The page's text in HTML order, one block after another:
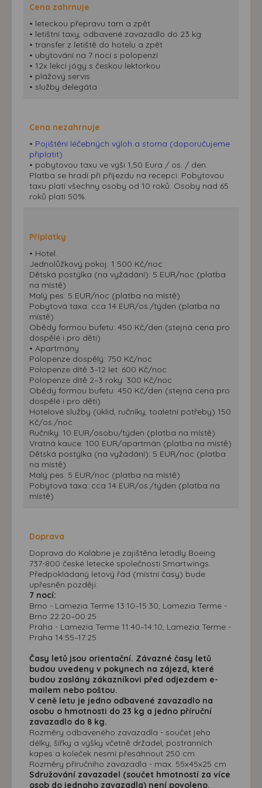
Cena zahrnuje
• leteckou přepravu tam a zpět
• letištní taxy, odbavené zavazadlo do 23 kg
• transfer z letiště do hotelu a zpět
• ubytování na 7 nocí s polopenzí
• 12x lekci jógy s českou lektorkou
• plážový servis
• služby delegáta
Cena nezahrnuje
• Pojištění léčebných výloh a storna (doporučujeme
připlatit)
• pobytovou taxu ve výši 1,50 Eura / os. / den.
Platba se hradí při příjezdu na recepci. Pobytovou
taxu platí všechny osoby od 10 roků. Osoby nad 65
roků platí 50%.
Příplatky
• Hotel.
Jednolůžkový pokoj: 1 500 Kč/noc
Dětská postýlka (na vyžádání): 5 EUR/noc (platba
na místě)
Malý pes: 5 EUR/noc (platba na místě)
Pobytová taxa: cca 14 EUR/os./týden (platba na
místě)
Obědy formou bufetu: 450 Kč/den (stejná cena pro
dospělé i pro děti)
• Apartmány
Polopenze dospělý: 750 Kč/noc
Polopenze dítě 3–12 let: 600 Kč/noc
Polopenze dítě 2–3 roky: 300 Kč/noc
Obědy formou bufetu: 450 Kč/den (stejná cena pro
dospělé i pro děti)
Hotelové služby (úklid, ručníky, toaletní potřeby) 150
Kč/os./noc
Ručníky: 10 EUR/osobu/týden (platba na místě)
Vratná kauce: 100 EUR/apartmán (platba na místě)
Dětská postýlka (na vyžádání): 5 EUR/noc (platba
na místě)
Malý pes: 5 EUR/noc (platba na místě)
Pobytová taxa: cca 14 EUR/os./týden (platba na
místě)
Doprava
Doprava do Kalábrie je zajištěna letadly Boeing
737-800 české letecké společnosti Smartwings.
Předpokládaný letový řád (místní časy) bude
upřesněn později:
7 nocí:
Brno - Lamezia Terme 13:10–15:30, Lamezia Terme -
Brno 22:20–00:25
Praha - Lamezia Terme 11:40–14:10, Lamezia Terme -
Praha 14:55–17:25
Časy letů jsou orientační. Závazné časy letů
budou uvedeny v pokynech na zájezd, které
budou zaslány zákazníkovi před odjezdem e-
mailem nebo poštou.
V ceně letu je jedno odbavené zavazadlo na
osobu o hmotnosti do 23 kg a jedno příruční
zavazadlo do 8 kg.
Rozměry odbaveného zavazadla - součet jeho
délky, šířky a výšky včetně držadel, postranních
kapes a koleček nesmí přesáhnout 250 cm.
Rozměry příručního zavazadla - max. 55x45x25 cm
Sdružování zavazadel (součet hmotností za více
osob do jednoho zavazadla) není povoleno.